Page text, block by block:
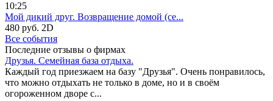
10:25
Мой дикий друг. Возвращение домой (се...
480 руб. 2D
Все события
Последние отзывы о фирмах
Друзья. Семейная база отдыха.
Каждый год приезжаем на базу "Друзья". Очень понравилось,
что можно отдыхать не только в доме, но и в своём
огороженном дворе с...